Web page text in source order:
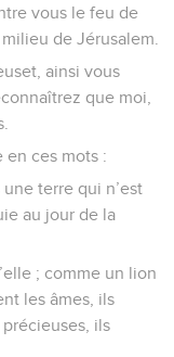
vous le feu de
de Jérusalem.
ainsi vous
que moi,
en ces mots :
une terre qui n’est
au jour de la
; comme un lion
les âmes, ils
précieuses, ils